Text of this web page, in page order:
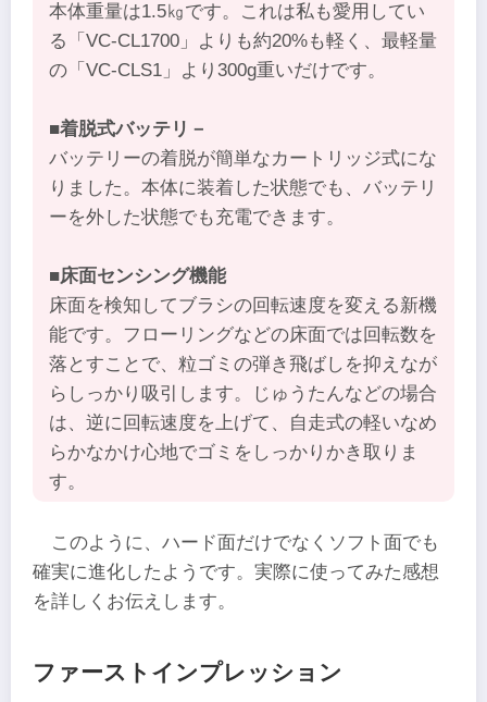
本体重量は1.5㎏です。これは私も愛用してい
る「VC-CL1700」よりも約20%も軽く、最軽量
の「VC-CLS1」より300g重いだけです。
■着脱式バッテリ－
バッテリーの着脱が簡単なカートリッジ式にな
りました。本体に装着した状態でも、バッテリ
ーを外した状態でも充電できます。
■床面センシング機能
床面を検知してブラシの回転速度を変える新機
能です。フローリングなどの床面では回転数を
落とすことで、粒ゴミの弾き飛ばしを抑えなが
らしっかり吸引します。じゅうたんなどの場合
は、逆に回転速度を上げて、自走式の軽いなめ
らかなかけ心地でゴミをしっかりかき取りま
す。
このように、ハード面だけでなくソフト面でも
確実に進化したようです。実際に使ってみた感想
を詳しくお伝えします。
ファーストインプレッション